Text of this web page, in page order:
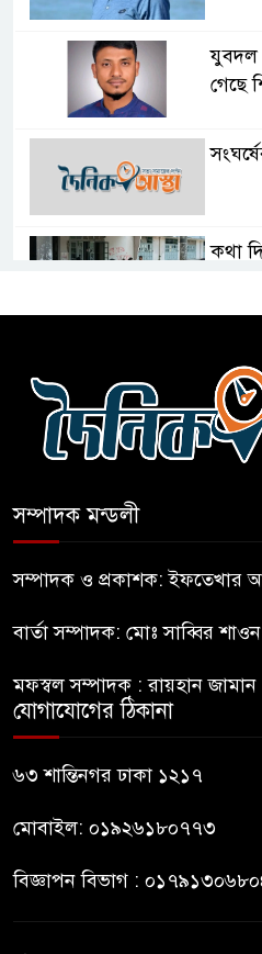
যুবদল
গেছে
কথা
সম্পাদক মন্ডলী
সম্পাদক ও প্রকাশক: ইফতেখার
বার্তা সম্পাদক: মোঃ সাব্বির শাওন
মফস্বল সম্পাদক : রায়হান জামান
যোগাযোগের ঠিকানা
৬৩ শান্তিনগর ঢাকা ১২১৭
মোবাইল: ০১৯২৬১৮০৭৭৩
বিজ্ঞাপন বিভাগ :